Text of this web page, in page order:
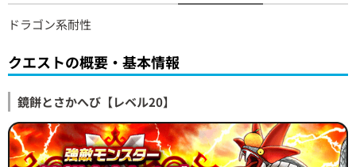
ドラゴン系耐性
クエストの概要・基本情報
鏡餅とさかへび【レベル20】